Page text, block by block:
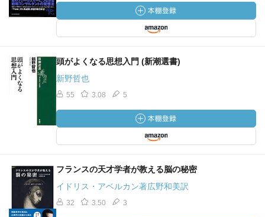
私たちはどうやってここにきたのか？：ランダムな遺伝子
活動の結果
なぜここにいるのか？：進化し増殖する以外に選択肢がな
なすべき事はなに？：弱肉強食の法則に従う事
ホリズムのパラダイム
なぜここにいるのか？：地球を愛し、人間性の進化に目覚
とのバランスをとって生きる事
最新の科学と古代スピリチュアルの知恵を融合したパラダ
イムを迎え入れ、ホリスティックな世界観をもたらす事。
頭がよくなる思想入門 (新潮選書)
新野哲也
55 3.08 5
フランスの天才学者が教える脳の秘密
イドリス・アベルカン著広野和美訳
32 3.50 3